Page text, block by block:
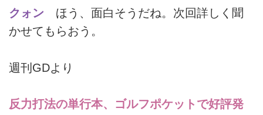
クォン ほう、面白そうだね。次回詳しく聞
かせてもらおう。
週刊GDより
反力打法の単行本、ゴルフポケットで好評発